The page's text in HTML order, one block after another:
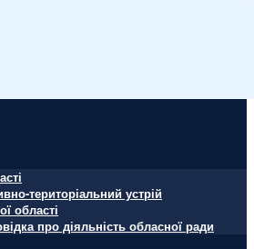
територіальний устрій
області
про діяльність обласної ради